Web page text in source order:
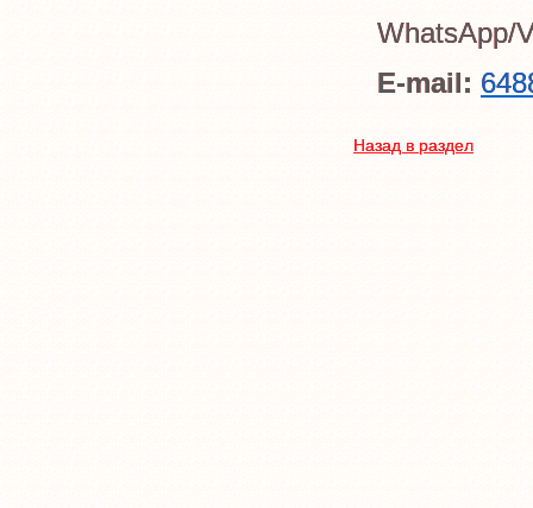
WhatsApp/
E-mail:
Назад в раздел